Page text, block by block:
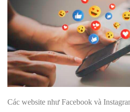
Các website như Facebook và